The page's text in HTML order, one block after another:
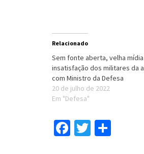
Relacionado
Sem fonte aberta, velha
insatisfação dos militares da
com Ministro da Defesa
20 de julho de 2022
Em "Defesa"
Facebook
Twitter